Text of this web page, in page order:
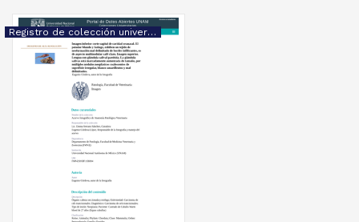
Registro de colección universitaria